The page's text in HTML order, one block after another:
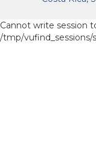
Cannot write session
/tmp/vufind_sessions/